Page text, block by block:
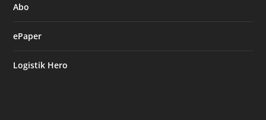
Abo
ePaper
Logistik Hero